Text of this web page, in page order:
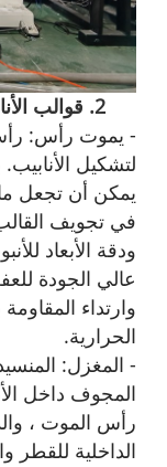
2. قوالب الأنابيب
- يموت رأس:
لتشكيل
في تجويف
ودقة الأبعاد
عالي الجودة
وارتداء
الحرارية.
- المغزل:
المجوف داخل
رأس الموت ،
الداخلية للقطر